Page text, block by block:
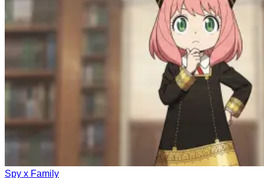
Spy x Family